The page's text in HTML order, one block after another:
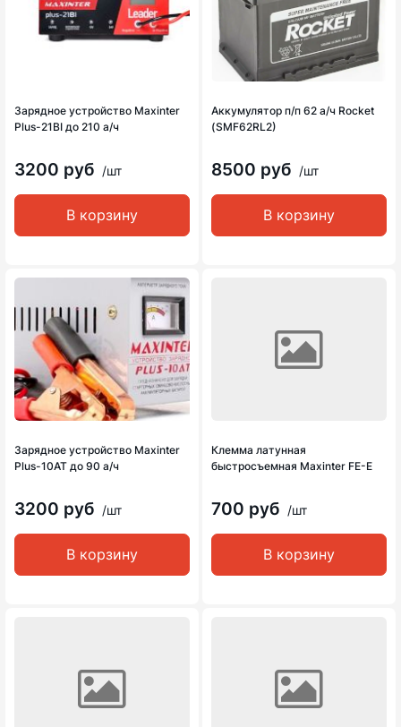
Зарядное устройство Maxinter
Plus-21BI до 210 а/ч
3200 руб /шт
В корзину
Аккумулятор п/п 62 а/ч Rocket
(SMF62RL2)
8500 руб /шт
В корзину
Зарядное устройство Maxinter
Plus-10AT до 90 а/ч
3200 руб /шт
В корзину
Клемма латунная
быстросъемная Maxinter FE-E
700 руб /шт
В корзину